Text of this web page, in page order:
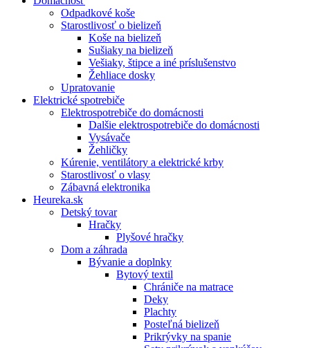
Odpadkové koše
Starostlivosť o bielizeň
Koše na bielizeň
Sušiaky na bielizeň
Vešiaky, štipce a iné príslušenstvo
Žehliace dosky
Upratovanie
Elektrické spotrebiče
Elektrospotrebiče do domácnosti
Dalšie elektrospotrebiče do domácnosti
Vysávače
Žehličky
Kúrenie, ventilátory a elektrické krby
Starostlivosť o vlasy
Zábavná elektronika
Heureka.sk
Detský tovar
Hračky
Plyšové hračky
Dom a záhrada
Bývanie a doplnky
Bytový textil
Chrániče na matrace
Deky
Plachty
Posteľná bielizeň
Prikrývky na spanie